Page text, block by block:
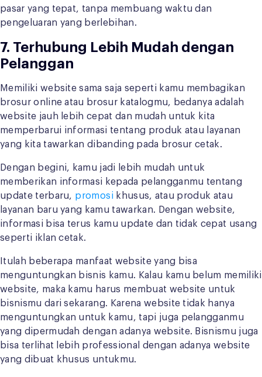
pasar yang tepat, tanpa membuang waktu dan
pengeluaran yang berlebihan.
7. Terhubung Lebih Mudah dengan
Pelanggan
Memiliki website sama saja seperti kamu membagikan
brosur online atau brosur katalogmu, bedanya adalah
website jauh lebih cepat dan mudah untuk kita
memperbarui informasi tentang produk atau layanan
yang kita tawarkan dibanding pada brosur cetak.
Dengan begini, kamu jadi lebih mudah untuk
memberikan informasi kepada pelangganmu tentang
update terbaru, promosikhusus, atau produk atau
layanan baru yang kamu tawarkan. Dengan website,
informasi bisa terus kamu update dan tidak cepat usang
seperti iklan cetak.
Itulah beberapa manfaat website yang bisa
menguntungkan bisnis kamu. Kalau kamu belum memiliki
website, maka kamu harus membuat website untuk
bisnismu dari sekarang. Karena website tidak hanya
menguntungkan untuk kamu, tapi juga pelangganmu
yang dipermudah dengan adanya website. Bisnismu juga
bisa terlihat lebih professional dengan adanya website
yang dibuat khusus untukmu.